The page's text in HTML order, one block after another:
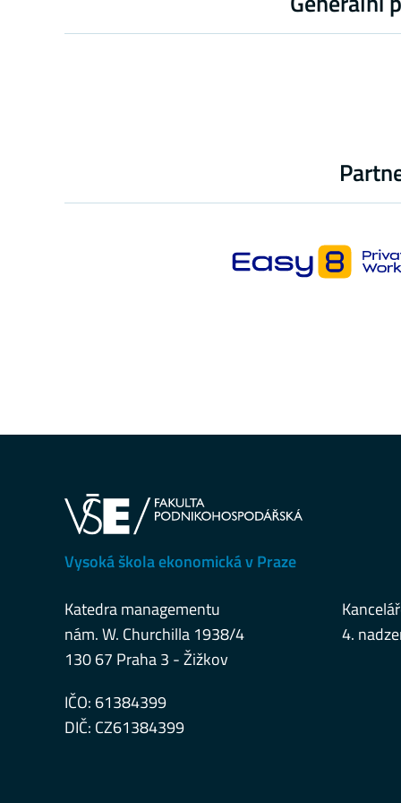
Vysoká škola ekonomická v Praze
Katedra managementu
nám. W. Churchilla 1938/4
130 67 Praha 3 - Žižkov
4.
IČO: 61384399
DIČ: CZ61384399